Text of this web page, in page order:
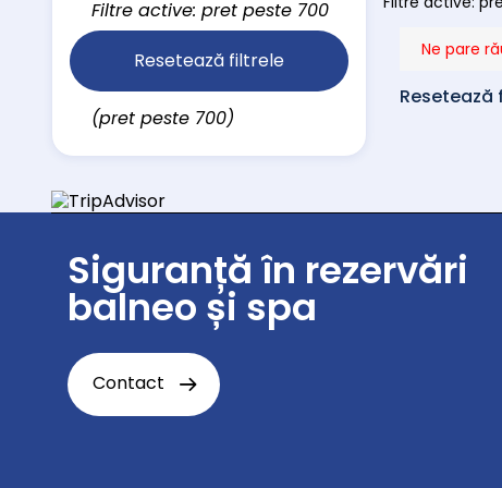
Filtre active: pret peste 700
Resetează filtrele
(pret peste 700)
Ne pare
Resetează
Siguranță în rezervări
balneo și spa
Contact